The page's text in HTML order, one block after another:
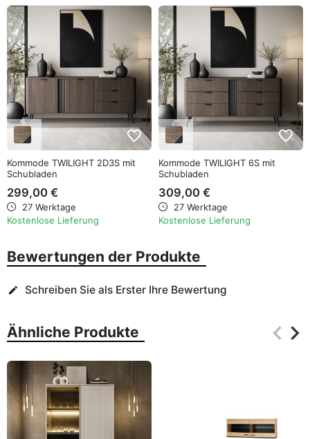
favorite_border
Kommode TWILIGHT 2D3S mit
Schubladen
299,00 €
27 Werktage
Kostenlose Lieferung
favorite_border
Kommode TWILIGHT 6S mit
Schubladen
309,00 €
27 Werktage
Kostenlose Lieferung
Bewertungen der Produkte
edit Schreiben Sie als Erster Ihre Bewertung
Ähnliche Produkte keyboard_arrow_left
keyboard_arrow_right